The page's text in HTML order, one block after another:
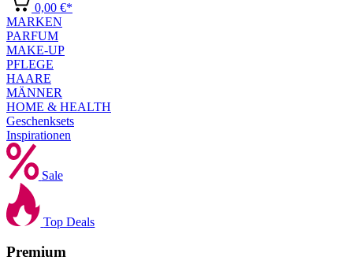
0,00 €*
MARKEN
PARFUM
MAKE-UP
PFLEGE
HAARE
MÄNNER
HOME & HEALTH
Geschenksets
Inspirationen
Sale
Top Deals
Premium